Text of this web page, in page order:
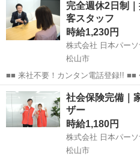
完全週休2日制
客スタッフ
時給1,230円
株式会社 日本パー
松山市
■■ 来社不要！カンタン電話登録!! ■■
事紹介> で、来社なくお仕事探しが
電話で希望を伝えるだけでOK★ 営
あります♪ ご希...
愛媛 松山市 店長
社会保険完備｜
ザー
時給1,180円
株式会社 日本パー
松山市